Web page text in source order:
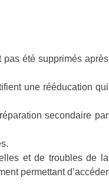
pas été supprimés après
une rééducation qui
secondaire par
et de troubles de la
permettant d’accéder